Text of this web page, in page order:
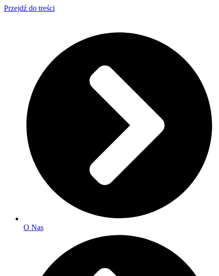
Przejdź do treści
O Nas